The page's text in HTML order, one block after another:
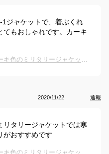
ジャケットで、着ぶくれ
てもおしゃれです。カーキ
50代に似合うちょっと明るめカーキ色のミリタリージャケットのおすすめを教えてください。
2020/11/22 通報
リタリージャケットでは寒
がおすすめです
50代に似合うちょっと明るめカーキ色のミリタリージャケットのおすすめを教えてください。